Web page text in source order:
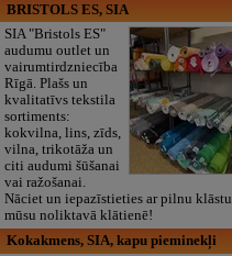
BRISTOLS ES, SIA
SIA "Bristols ES"
audumu outlet un
vairumtirdzniecība
Rīgā. Plašs un
kvalitatīvs tekstila
sortiments:
kokvilna, lins, zīds,
vilna, trikotāža un
citi audumi šūšanai
vai ražošanai.
Nāciet un iepazīstieties ar pilnu klāstu
mūsu noliktavā klātienē!
Kokakmens, SIA, kapu pieminekļi